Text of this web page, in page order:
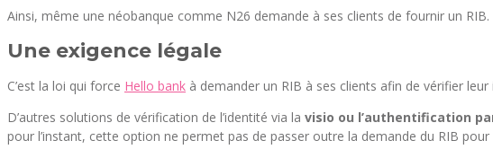
Ainsi, même une néobanque comme N26 demande à ses clients de fournir un RIB.
Une exigence légale
C’est la loi qui force Hello bank à demander un RIB à ses clients afin de vérifier leur
D’autres solutions de vérification de l’identité via la visio ou l’authentification
pour l’instant, cette option ne permet pas de passer outre la demande du RIB pour